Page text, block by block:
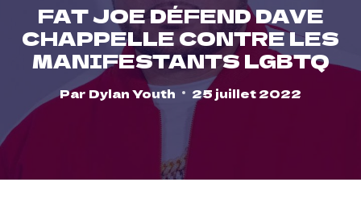
FAT JOE DÉFEND DAVE
CHAPPELLE CONTRE LES
MANIFESTANTS LGBTQ
Par Dylan Youth 25 juillet 2022